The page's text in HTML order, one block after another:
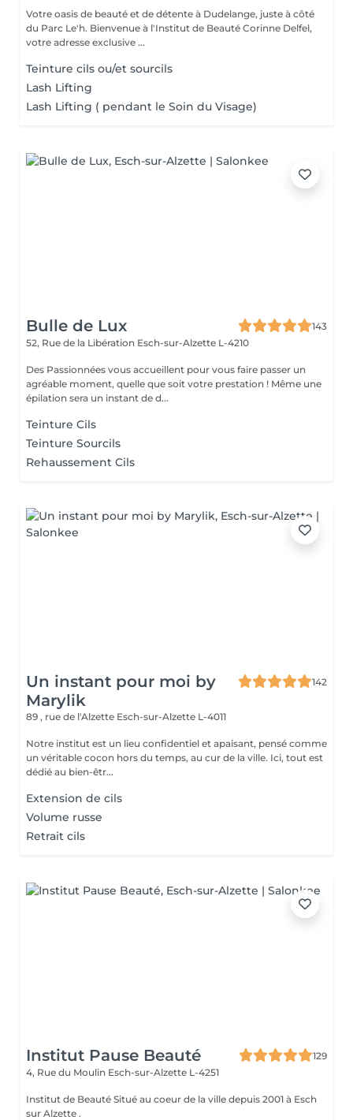
Votre oasis de beauté et de détente à Dudelange, juste à côté
du Parc Le'h. Bienvenue à l'Institut de Beauté Corinne Delfel,
votre adresse exclusive ...
Teinture cils ou/et sourcils
Lash Lifting
Lash Lifting ( pendant le Soin du Visage)
Bulle de Lux
143
52, Rue de la Libération Esch-sur-Alzette L-4210
Des Passionnées vous accueillent pour vous faire passer un
agréable moment, quelle que soit votre prestation ! Même une
épilation sera un instant de d...
Teinture Cils
Teinture Sourcils
Rehaussement Cils
Un instant pour moi by
Marylik
142
89 , rue de l'Alzette Esch-sur-Alzette L-4011
Notre institut est un lieu confidentiel et apaisant, pensé comme
un véritable cocon hors du temps, au cur de la ville. Ici, tout est
dédié au bien-êtr...
Extension de cils
Volume russe
Retrait cils
Institut Pause Beauté
129
4, Rue du Moulin Esch-sur-Alzette L-4251
Institut de Beauté Situé au coeur de la ville depuis 2001 à Esch
sur Alzette .